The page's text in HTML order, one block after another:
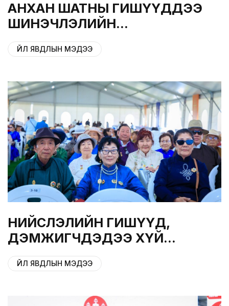
АНХАН ШАТНЫ ГИШҮҮДДЭЭ
ШИНЭЧЛЭЛИЙН
ХӨТӨЛБӨРҮҮДИЙН ХЭРЭГЖИЛТЭЭ
ТАНИЛЦУУЛАВ
ҮЙЛ ЯВДЛЫН МЭДЭЭ
НИЙСЛЭЛИЙН ГИШҮҮД,
ДЭМЖИГЧДЭДЭЭ ХҮЙ
ДОЛООН ХУДАГТ ХҮНДЭТГЭЛ
ҮЗҮҮЛЛЭЭ
ҮЙЛ ЯВДЛЫН МЭДЭЭ